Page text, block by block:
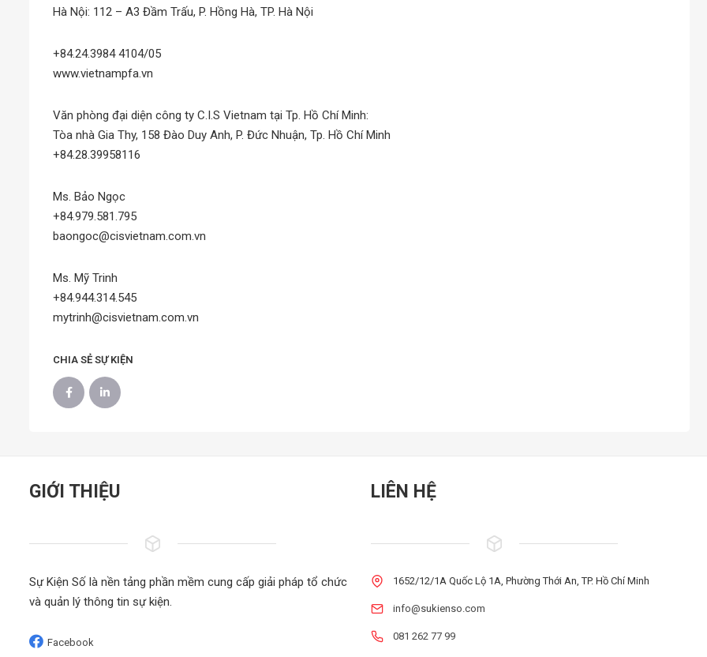
Hà Nội: 112 – A3 Đầm Trấu, P. Hồng Hà, TP. Hà Nội
+84.24.3984 4104/05
www.vietnampfa.vn
Văn phòng đại diện công ty C.I.S Vietnam tại Tp. Hồ Chí Minh:
Tòa nhà Gia Thy, 158 Đào Duy Anh, P. Đức Nhuận, Tp. Hồ Chí Minh
+84.28.39958116
Ms. Bảo Ngọc
+84.979.581.795
baongoc@cisvietnam.com.vn
Ms. Mỹ Trinh
+84.944.314.545
mytrinh@cisvietnam.com.vn
CHIA SẺ SỰ KIỆN
GIỚI THIỆU
Sự Kiện Số là nền tảng phần mềm cung cấp giải pháp tổ chức
và quản lý thông tin sự kiện.
Facebook
LIÊN HỆ
1652/12/1A Quốc Lộ 1A, Phường Thới An, TP. Hồ Chí Minh
info@sukienso.com
081 262 77 99